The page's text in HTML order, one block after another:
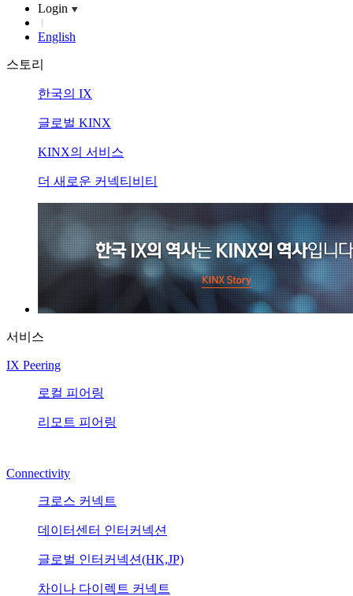
Login
English
스토리
한국의 IX
글로벌 KINX
KINX의 서비스
더 새로운 커넥티비티
서비스
IX Peering
로컬 피어링
리모트 피어링
Connectivity
크로스 커넥트
데이터센터 인터커넥션
글로벌 인터커넥션(HK,JP)
차이나 다이렉트 커넥트